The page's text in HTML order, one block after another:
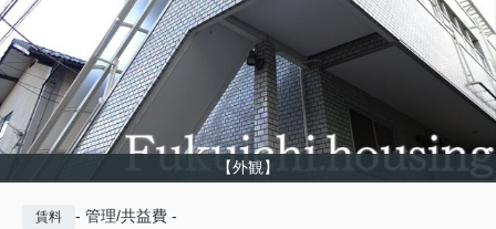
【外観】
賃料 - 管理/共益費 -